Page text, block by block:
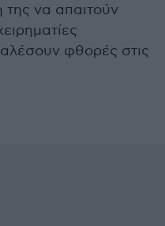
της να απαιτούν
φθορές στις